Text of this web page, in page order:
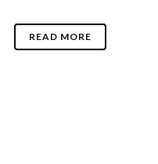
READ MORE